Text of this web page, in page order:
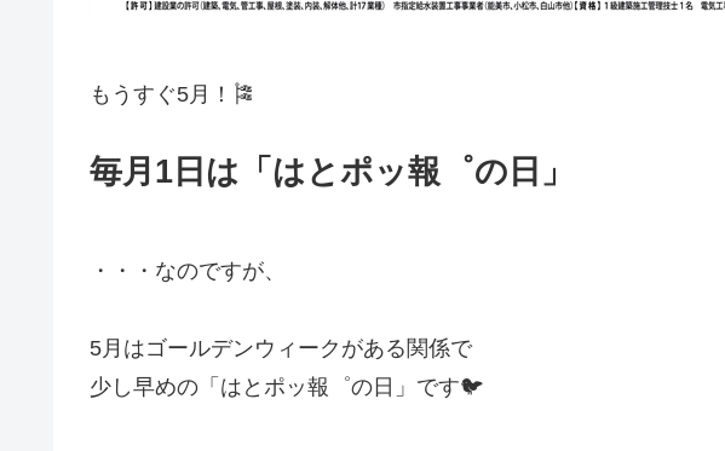
もうすぐ5月！🎏
毎月1日は「はとポッ報゜の日」
・・・なのですが、
5月はゴールデンウィークがある関係で
少し早めの「はとポッ報゜の日」です🐦